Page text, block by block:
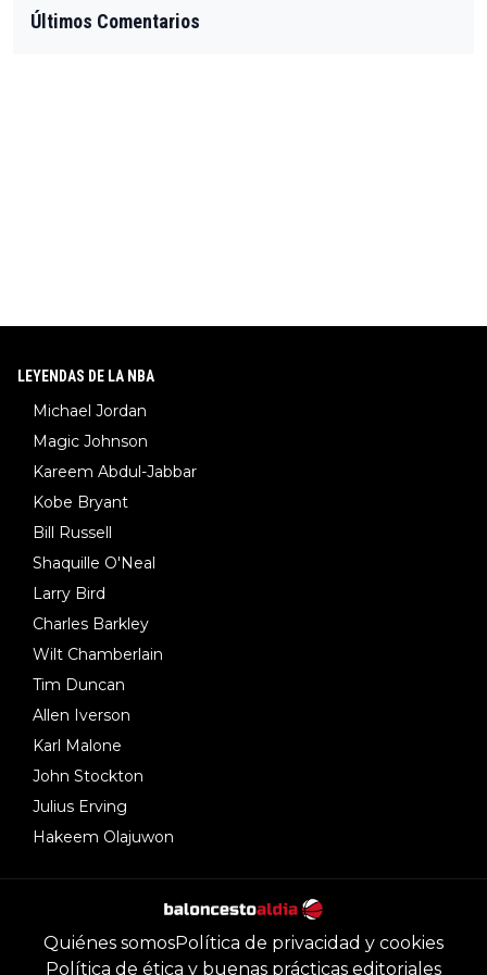
Últimos Comentarios
LEYENDAS DE LA NBA
Michael Jordan
Magic Johnson
Kareem Abdul-Jabbar
Kobe Bryant
Bill Russell
Shaquille O'Neal
Larry Bird
Charles Barkley
Wilt Chamberlain
Tim Duncan
Allen Iverson
Karl Malone
John Stockton
Julius Erving
Hakeem Olajuwon
Quiénes somosPolítica de privacidad y cookies
Política de ética y buenas prácticas editoriales